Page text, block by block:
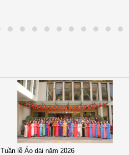
Tuần lễ Áo dài năm 2026